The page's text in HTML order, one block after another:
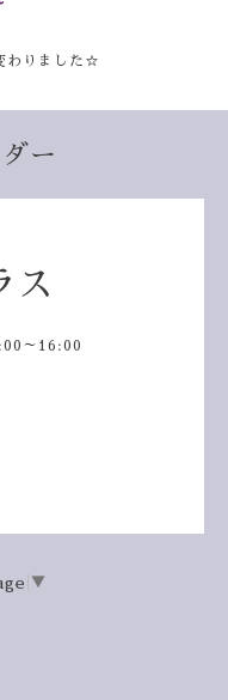
わりました☆
ー
ス
～16:00
▼